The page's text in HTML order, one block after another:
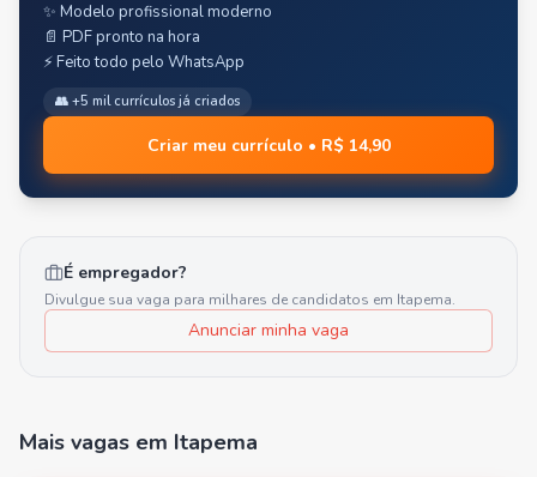
✨ Modelo profissional moderno
📄 PDF pronto na hora
⚡ Feito todo pelo WhatsApp
👥 +5 mil currículos já criados
Criar meu currículo • R$ 14,90
É empregador?
Divulgue sua vaga para milhares de candidatos em Itapema.
Anunciar minha vaga
Mais vagas em Itapema